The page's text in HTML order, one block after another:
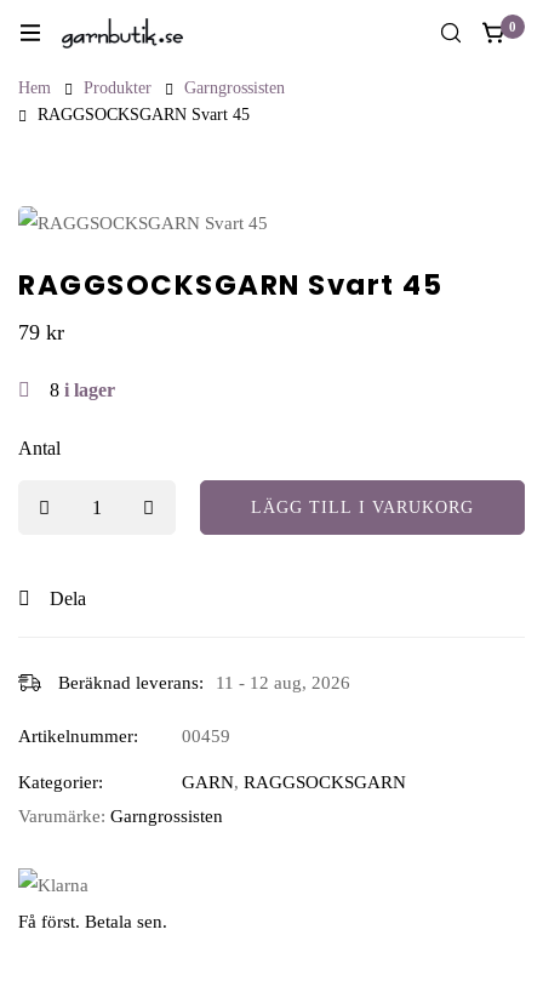
0
Hem Produkter
Garngrossisten
RAGGSOCKSGARN Svart 45
RAGGSOCKSGARN Svart 45
79 kr
8 i lager
Antal
LÄGG TILL I VARUKORG
Dela
Beräknad leverans: 11 - 12 aug, 2026
Artikelnummer: 00459
Kategorier: GARN, RAGGSOCKSGARN
Varumärke: Garngrossisten
Få först. Betala sen.